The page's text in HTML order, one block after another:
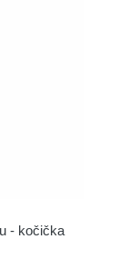
- kočička